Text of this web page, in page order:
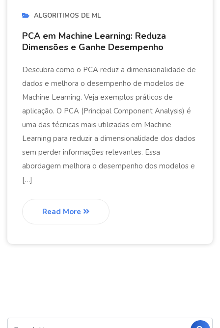
ALGORITIMOS DE ML
PCA em Machine Learning: Reduza
Dimensões e Ganhe Desempenho
Descubra como o PCA reduz a dimensionalidade de
dados e melhora o desempenho de modelos de
Machine Learning. Veja exemplos práticos de
aplicação. O PCA (Principal Component Analysis) é
uma das técnicas mais utilizadas em Machine
Learning para reduzir a dimensionalidade dos dados
sem perder informações relevantes. Essa
abordagem melhora o desempenho dos modelos e
[…]
Read More